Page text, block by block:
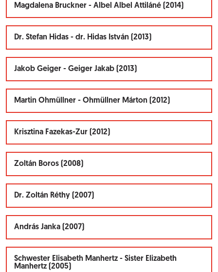
Magdalena Bruckner - Albel Albel Attiláné (2014)
Dr. Stefan Hidas - dr. Hidas István (2013)
Jakob Geiger - Geiger Jakab (2013)
Martin Ohmüllner - Ohmüllner Márton (2012)
Krisztina Fazekas-Zur (2012)
Zoltán Boros (2008)
Dr. Zoltán Réthy (2007)
András Janka (2007)
Schwester Elisabeth Manhertz - Sister Elizabeth
Manhertz (2005)